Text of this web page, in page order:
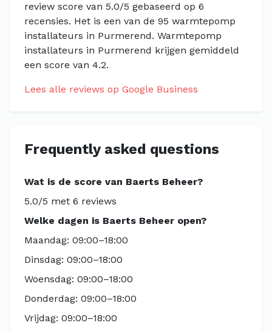
review score van 5.0/5 gebaseerd op 6
recensies. Het is een van de 95 warmtepomp
installateurs in Purmerend. Warmtepomp
installateurs in Purmerend krijgen gemiddeld
een score van 4.2.
Lees alle reviews op Google Business
Frequently asked questions
Wat is de score van Baerts Beheer?
5.0/5 met 6 reviews
Welke dagen is Baerts Beheer open?
Maandag: 09:00–18:00
Dinsdag: 09:00–18:00
Woensdag: 09:00–18:00
Donderdag: 09:00–18:00
Vrijdag: 09:00–18:00